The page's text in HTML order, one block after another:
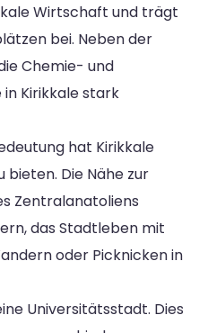
Wirtschaft und trägt
bei. Neben der
Chemie- und
Kirikkale stark
hat Kirikkale
bieten. Die Nähe zur
Zentralanatoliens
das Stadtleben mit
oder Picknicken in
Universitätsstadt. Dies